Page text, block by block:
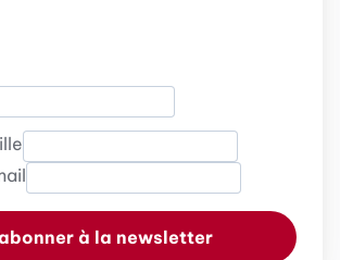
à la newsletter